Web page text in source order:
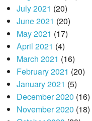
July 2021 (20)
June 2021 (20)
May 2021 (17)
April 2021 (4)
March 2021 (16)
February 2021 (20)
January 2021 (5)
December 2020 (16)
November 2020 (18)